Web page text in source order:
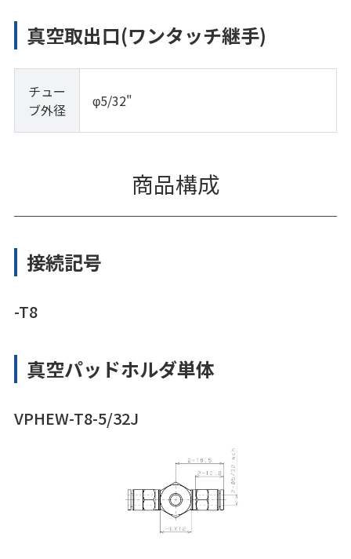
真空取出口(ワンタッチ継手)
チュー
ブ外径
φ5/32"
商品構成
接続記号
-T8
真空パッドホルダ単体
VPHEW-T8-5/32J